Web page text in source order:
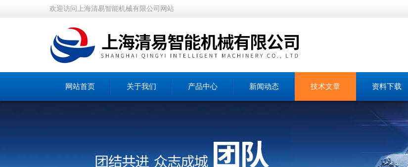
欢迎访问上海清易智能机械有限公司网站
网站首页 关于我们 产品中心 新闻动态 技术文章 资料下载